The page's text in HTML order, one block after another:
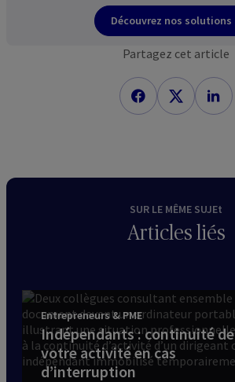
Découvrez nos solutions
Partagez cet article
SUR LE MÊME SUJEt
Articles liés
Entrepreneurs & PME
Indépendants : continuité de
votre activité en cas
d’interruption